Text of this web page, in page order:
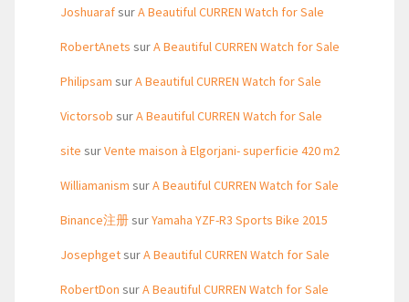
JoshuarafsurA Beautiful CURREN Watch for Sale
RobertAnets surA Beautiful CURREN Watch for Sale
Philipsam surA Beautiful CURREN Watch for Sale
Victorsob surA Beautiful CURREN Watch for Sale
site surVente maison à Elgorjani- superficie 420 m2
Williamanism surA Beautiful CURREN Watch for Sale
Binance注册surYamaha YZF-R3 Sports Bike 2015
JosephgetsurA Beautiful CURREN Watch for Sale
RobertDon surA Beautiful CURREN Watch for Sale